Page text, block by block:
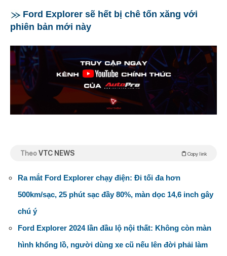
Ford Explorer sẽ hết bị chê tốn xăng với
phiên bản mới này
TheoVTC NEWS Copy link
Ra mắt Ford Explorer chạy điện: Đi tối đa hơn
500km/sạc, 25 phút sạc đầy 80%, màn dọc 14,6 inch gây
chú ý
Ford Explorer 2024 lần đầu lộ nội thất: Không còn màn
hình khổng lồ, người dùng xe cũ nếu lên đời phải làm